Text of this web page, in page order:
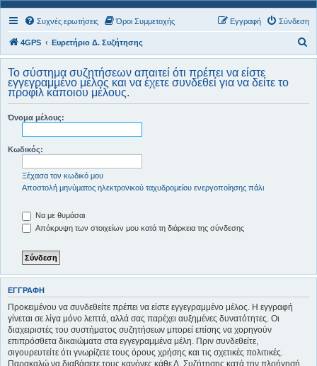
Συχνές ερωτήσεις Όροι Συμμετοχής Σύνδεση
Εγγραφή
4GPS Ευρετήριο Δ. Συζήτησης
ν
Το σύστημα συζητήσεων απαιτεί ότι πρέπει να είστε
εγγεγραμμένο μέλος και να έχετε συνδεθεί για να δείτε το
προφίλ κάποιου μέλους.
Όνομα μέλους:
Κωδικός:
Ξέχασα τον κωδικό μου
Αποστολή μηνύματος ηλεκτρονικού ταχυδρομείου ενεργοποίησης πάλι
Να με θυμάσαι
Απόκρυψη των στοιχείων μου κατά τη διάρκεια της σύνδεσης
ΕΓΓΡΑΦΉ
Προκειμένου να συνδεθείτε πρέπει να είστε εγγεγραμμένο μέλος. Η εγγραφή
γίνεται σε λίγα μόνο λεπτά, αλλά σας παρέχει αυξημένες δυνατότητες. Οι
διαχειριστές του συστήματος συζητήσεων μπορεί επίσης να χορηγούν
επιπρόσθετα δικαιώματα στα εγγεγραμμένα μέλη. Πριν συνδεθείτε,
σιγουρευτείτε ότι γνωρίζετε τους όρους χρήσης και τις σχετικές πολιτικές.
Παρακαλώ να διαβάσετε τους κανόνες κάθε Δ. Συζήτησης κατά την πλοήγησή